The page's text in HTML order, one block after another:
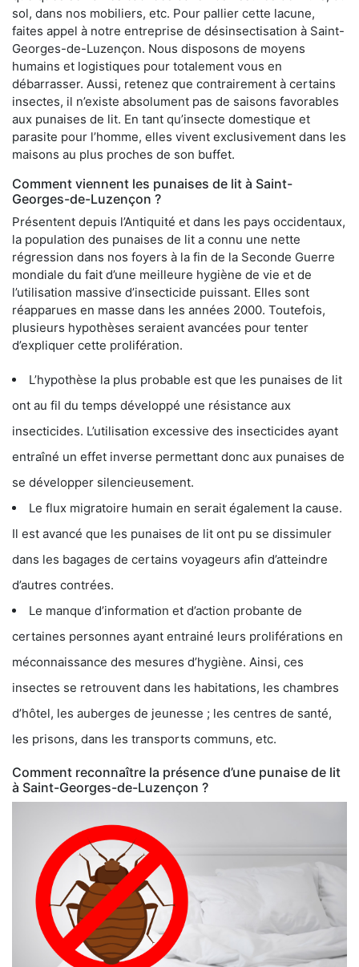
sol, dans nos mobiliers, etc. Pour pallier cette lacune,
faites appel à notre entreprise de désinsectisation à Saint-
Georges-de-Luzençon. Nous disposons de moyens
humains et logistiques pour totalement vous en
débarrasser. Aussi, retenez que contrairement à certains
insectes, il n’existe absolument pas de saisons favorables
aux punaises de lit. En tant qu’insecte domestique et
parasite pour l’homme, elles vivent exclusivement dans les
maisons au plus proches de son buffet.
Comment viennent les punaises de lit à Saint-
Georges-de-Luzençon ?
Présentent depuis l’Antiquité et dans les pays occidentaux,
la population des punaises de lit a connu une nette
régression dans nos foyers à la fin de la Seconde Guerre
mondiale du fait d’une meilleure hygiène de vie et de
l’utilisation massive d’insecticide puissant. Elles sont
réapparues en masse dans les années 2000. Toutefois,
plusieurs hypothèses seraient avancées pour tenter
d’expliquer cette prolifération.
L’hypothèse la plus probable est que les punaises de lit
ont au fil du temps développé une résistance aux
insecticides. L’utilisation excessive des insecticides ayant
entraîné un effet inverse permettant donc aux punaises de
se développer silencieusement.
Le flux migratoire humain en serait également la cause.
Il est avancé que les punaises de lit ont pu se dissimuler
dans les bagages de certains voyageurs afin d’atteindre
d’autres contrées.
Le manque d’information et d’action probante de
certaines personnes ayant entrainé leurs proliférations en
méconnaissance des mesures d’hygiène. Ainsi, ces
insectes se retrouvent dans les habitations, les chambres
d’hôtel, les auberges de jeunesse ; les centres de santé,
les prisons, dans les transports communs, etc.
Comment reconnaître la présence d’une punaise de lit
à Saint-Georges-de-Luzençon ?